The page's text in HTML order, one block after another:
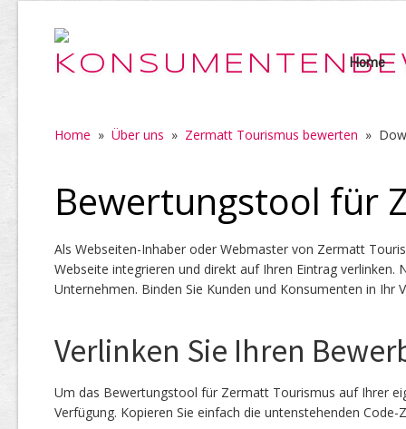
Home
Home » Über uns » Zermatt Tourismus bewerten »
Bewertungstool für
Als Webseiten-Inhaber oder Webmaster von Zermatt
Webseite integrieren und direkt auf Ihren Eintrag
Unternehmen. Binden Sie Kunden und Konsumenten in Ihr
Verlinken Sie Ihren
Um das Bewertungstool für Zermatt Tourismus auf Ihrer
Verfügung. Kopieren Sie einfach die untenstehenden Code-